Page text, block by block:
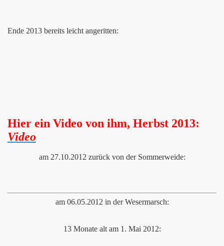
Ende 2013 bereits leicht angeritten:
Hier ein Video von ihm, Herbst 2013:
Video
am 27.10.2012 zurück von der Sommerweide:
am 06.05.2012 in der Wesermarsch:
13 Monate alt am 1. Mai 2012: